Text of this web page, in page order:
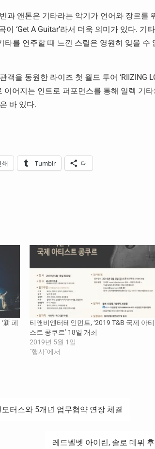
과 앤톤은 기타라는 악기가 언어와 장르를
이 ‘Get A Guitar’라서 더욱 의미가 있다. 기
타를 연주할 때 느낀 스릴은 영원히 잊을 수
객을 동원한 라이즈 첫 월드 투어 ‘RIIZING
이어지는 인트로 퍼포먼스를 통해 일렉 기
바 있다.
쇄 Tumblr 더
新 페
티앤비엔터테인먼트, ‘2019 T&B 국제 아티
스트 콩쿠르’ 18일 개최
2019년 5월 1일
"행사"에서
터스와 5개년 업무협약 연장 체결
레드벨벳 아이린, 솔로 데뷔